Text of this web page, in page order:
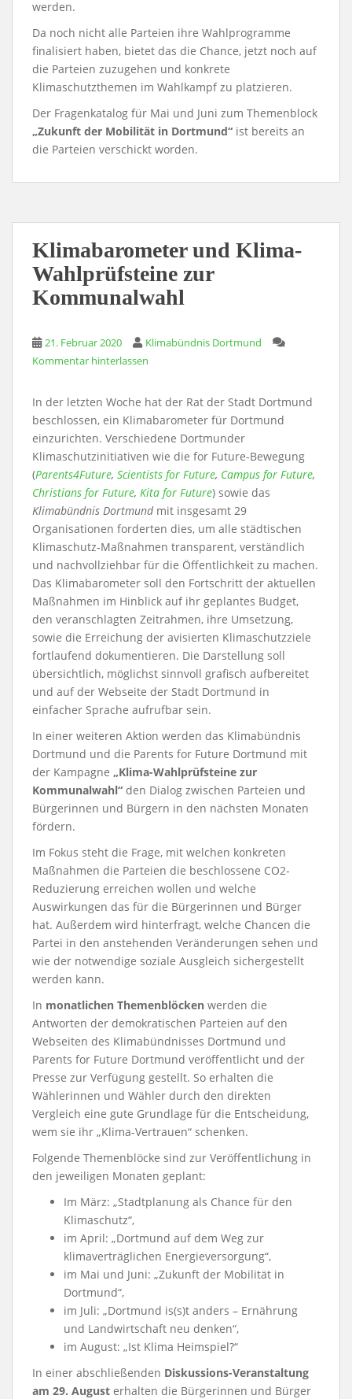
werden.
Da noch nicht alle Parteien ihre Wahlprogramme
finalisiert haben, bietet das die Chance, jetzt noch auf
die Parteien zuzugehen und konkrete
Klimaschutzthemen im Wahlkampf zu platzieren.
Der Fragenkatalog für Mai und Juni zum Themenblock
„Zukunft der Mobilität in Dortmund“ ist bereits an
die Parteien verschickt worden.
Klimabarometer und Klima-
Wahlprüfsteine zur
Kommunalwahl
21. Februar 2020
Klimabündnis Dortmund
Kommentar hinterlassen
In der letzten Woche hat der Rat der Stadt Dortmund
beschlossen, ein Klimabarometer für Dortmund
einzurichten. Verschiedene Dortmunder
Klimaschutzinitiativen wie die for Future-Bewegung
(Parents4Future, Scientists for Future, Campus for Future,
Christians for Future, Kita for Future) sowie das
Klimabündnis Dortmundmit insgesamt 29
Organisationen forderten dies, um alle städtischen
Klimaschutz-Maßnahmen transparent, verständlich
und nachvollziehbar für die Öffentlichkeit zu machen.
Das Klimabarometer soll den Fortschritt der aktuellen
Maßnahmen im Hinblick auf ihr geplantes Budget,
den veranschlagten Zeitrahmen, ihre Umsetzung,
sowie die Erreichung der avisierten Klimaschutzziele
fortlaufend dokumentieren. Die Darstellung soll
übersichtlich, möglichst sinnvoll grafisch aufbereitet
und auf der Webseite der Stadt Dortmund in
einfacher Sprache aufrufbar sein.
In einer weiteren Aktion werden das Klimabündnis
Dortmund und die Parents for Future Dortmund mit
der Kampagne „Klima-Wahlprüfsteine zur
Kommunalwahl“ den Dialog zwischen Parteien und
Bürgerinnen und Bürgern in den nächsten Monaten
fördern.
Im Fokus steht die Frage, mit welchen konkreten
Maßnahmen die Parteien die beschlossene CO2-
Reduzierung erreichen wollen und welche
Auswirkungen das für die Bürgerinnen und Bürger
hat. Außerdem wird hinterfragt, welche Chancen die
Partei in den anstehenden Veränderungen sehen und
wie der notwendige soziale Ausgleich sichergestellt
werden kann.
In monatlichen Themenblöcken werden die
Antworten der demokratischen Parteien auf den
Webseiten des Klimabündnisses Dortmund und
Parents for Future Dortmund veröffentlicht und der
Presse zur Verfügung gestellt. So erhalten die
Wählerinnen und Wähler durch den direkten
Vergleich eine gute Grundlage für die Entscheidung,
wem sie ihr „Klima-Vertrauen“ schenken.
Folgende Themenblöcke sind zur Veröffentlichung in
den jeweiligen Monaten geplant:
Im März: „Stadtplanung als Chance für den
Klimaschutz“,
im April: „Dortmund auf dem Weg zur
klimaverträglichen Energieversorgung“,
im Mai und Juni: „Zukunft der Mobilität in
Dortmund“,
im Juli: „Dortmund is(s)t anders – Ernährung
und Landwirtschaft neu denken“,
im August: „Ist Klima Heimspiel?“
In einer abschließenden Diskussions-Veranstaltung
am 29. August erhalten die Bürgerinnen und Bürger